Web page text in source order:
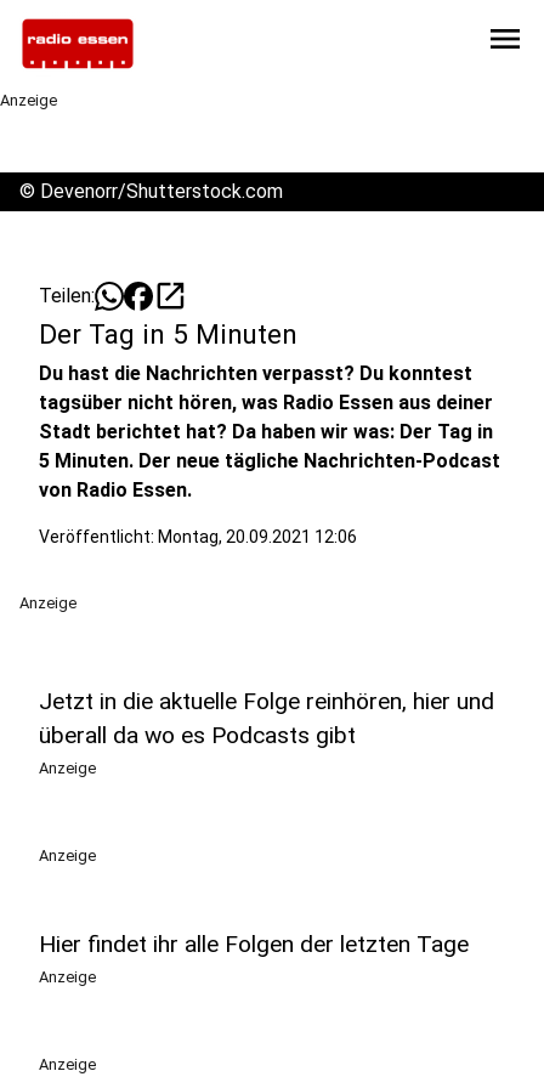
menu
Anzeige
© Devenorr/Shutterstock.com
Teilen: open_in_new
Der Tag in 5 Minuten
Du hast die Nachrichten verpasst? Du konntest
tagsüber nicht hören, was Radio Essen aus deiner
Stadt berichtet hat? Da haben wir was: Der Tag in
5 Minuten. Der neue tägliche Nachrichten-Podcast
von Radio Essen.
Veröffentlicht: Montag, 20.09.2021 12:06
Anzeige
Jetzt in die aktuelle Folge reinhören, hier und
überall da wo es Podcasts gibt
Anzeige
Anzeige
Hier findet ihr alle Folgen der letzten Tage
Anzeige
Anzeige